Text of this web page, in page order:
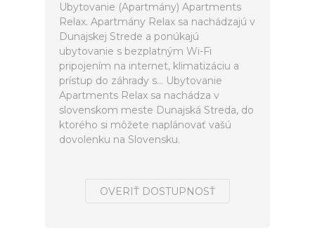
Ubytovanie (Apartmány) Apartments
Relax. Apartmány Relax sa nachádzajú v
Dunajskej Strede a ponúkajú
ubytovanie s bezplatným Wi-Fi
pripojením na internet, klimatizáciu a
prístup do záhrady s... Ubytovanie
Apartments Relax sa nachádza v
slovenskom meste Dunajská Streda, do
ktorého si môžete naplánovať vašú
dovolenku na Slovensku.
OVERIŤ DOSTUPNOSŤ